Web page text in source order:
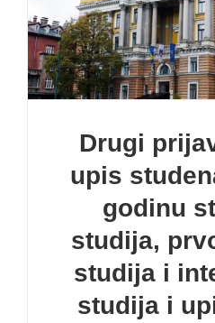
Drugi
upis
godinu
studija,
studija i
studija i